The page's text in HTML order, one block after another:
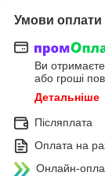
Умови оплати
Ви
або гроші
Детальніше
Післяплата
Оплата на
Онлайн-